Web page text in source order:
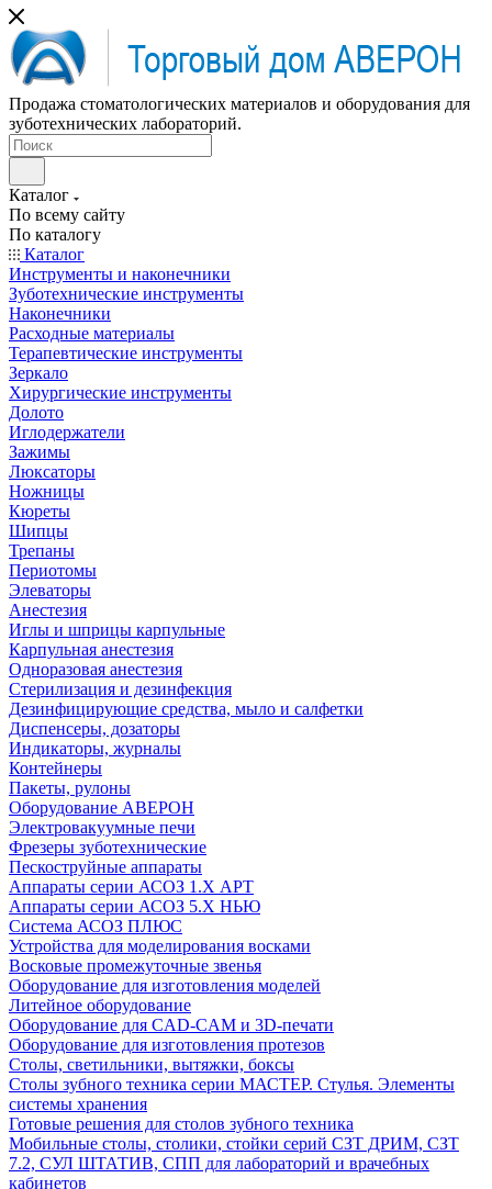
Продажа стоматологических материалов и оборудования для
зуботехнических лабораторий.
Каталог
По всему сайту
По каталогу
Каталог
Инструменты и наконечники
Зуботехнические инструменты
Наконечники
Расходные материалы
Терапевтические инструменты
Зеркало
Хирургические инструменты
Долото
Иглодержатели
Зажимы
Люксаторы
Ножницы
Кюреты
Шипцы
Трепаны
Периотомы
Элеваторы
Анестезия
Иглы и шприцы карпульные
Карпульная анестезия
Одноразовая анестезия
Стерилизация и дезинфекция
Дезинфицирующие средства, мыло и салфетки
Диспенсеры, дозаторы
Индикаторы, журналы
Контейнеры
Пакеты, рулоны
Оборудование АВЕРОН
Электровакуумные печи
Фрезеры зуботехнические
Пескоструйные аппараты
Аппараты серии АСОЗ 1.Х АРТ
Аппараты серии АСОЗ 5.Х НЬЮ
Система АСОЗ ПЛЮС
Устройства для моделирования восками
Восковые промежуточные звенья
Оборудование для изготовления моделей
Литейное оборудование
Оборудование для CAD-CAM и 3D-печати
Оборудование для изготовления протезов
Cтолы, светильники, вытяжки, боксы
Столы зубного техника серии МАСТЕР. Стулья. Элементы
системы хранения
Готовые решения для столов зубного техника
Мобильные столы, столики, стойки серий СЗТ ДРИМ, СЗТ
7.2, СУЛ ШТАТИВ, СПП для лабораторий и врачебных
кабинетов